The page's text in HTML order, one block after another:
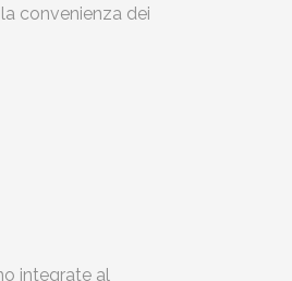
convenienza dei
integrate al